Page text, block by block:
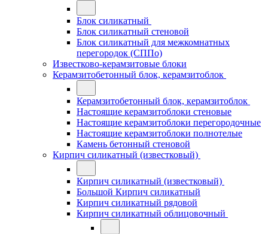
Блок силикатный
Блок силикатный стеновой
Блок силикатный для межкомнатных
перегородок (СППо)
Известково-керамзитовые блоки
Керамзитобетонный блок, керамзитоблок
Керамзитобетонный блок, керамзитоблок
Настоящие керамзитоблоки стеновые
Настоящие керамзитоблоки перегородочные
Настоящие керамзитоблоки полнотелые
Камень бетонный стеновой
Кирпич силикатный (известковый)
Кирпич силикатный (известковый)
Большой Кирпич силикатный
Кирпич силикатный рядовой
Кирпич силикатный облицовочный